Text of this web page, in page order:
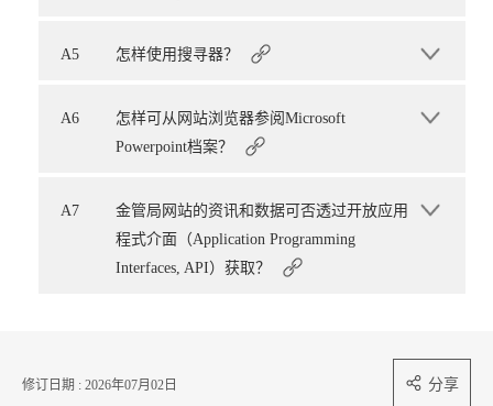
A5 怎样使用搜寻器？
A6
怎样可从网站浏览器参阅Microsoft
Powerpoint档案？
A7
金管局网站的资讯和数据可否透过开放应用
程式介面（Application Programming
Interfaces, API）获取？
修订日期 : 2026年07月02日 分享